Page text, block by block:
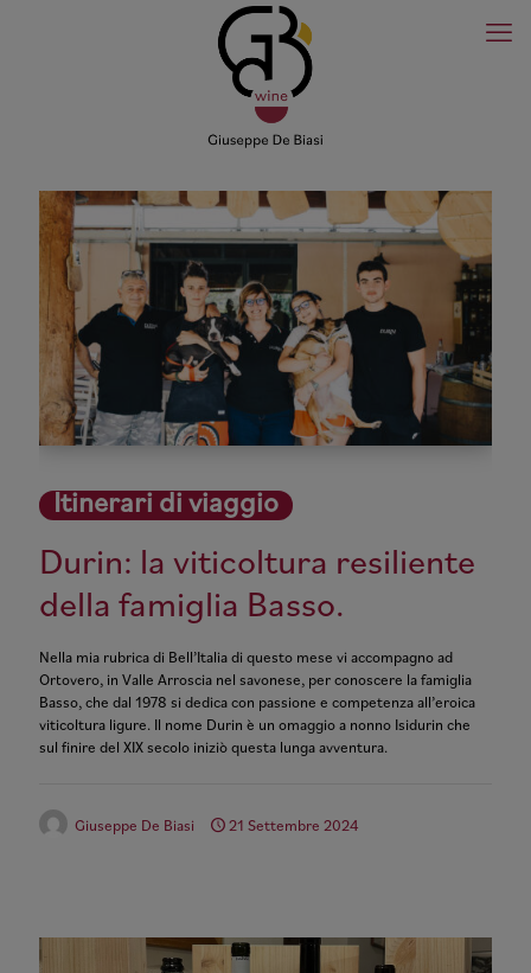
Itinerari di viaggio
Durin: la viticoltura resiliente
della famiglia Basso.
Nella mia rubrica di Bell’Italia di questo mese vi accompagno ad
Ortovero, in Valle Arroscia nel savonese, per conoscere la famiglia
Basso, che dal 1978 si dedica con passione e competenza all’eroica
viticoltura ligure. Il nome Durin è un omaggio a nonno Isidurin che
sul finire del XIX secolo iniziò questa lunga avventura.
Giuseppe De Biasi 21 Settembre 2024